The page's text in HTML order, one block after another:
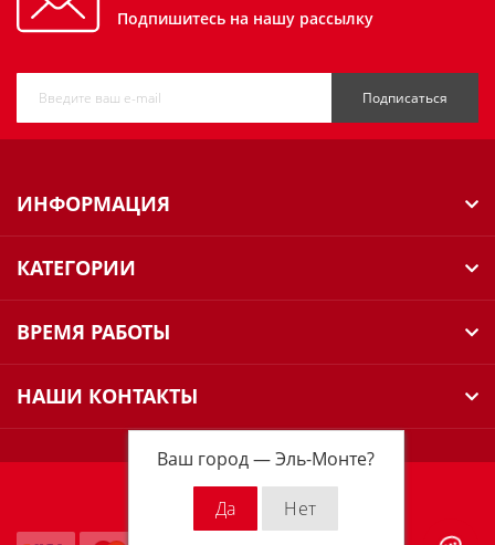
Ваш город —Эль-Монте?
Подпишитесь на нашу рассылку
Подписаться
ИНФОРМАЦИЯ
КАТЕГОРИИ
ВРЕМЯ РАБОТЫ
НАШИ КОНТАКТЫ
Milwaukee Russia © 2026